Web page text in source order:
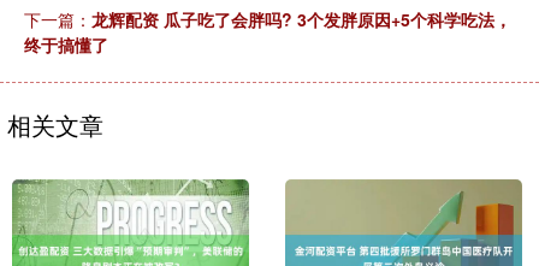
下一篇： 龙辉配资 瓜子吃了会胖吗? 3个发胖原因+5个科学吃法，
终于搞懂了
相关文章